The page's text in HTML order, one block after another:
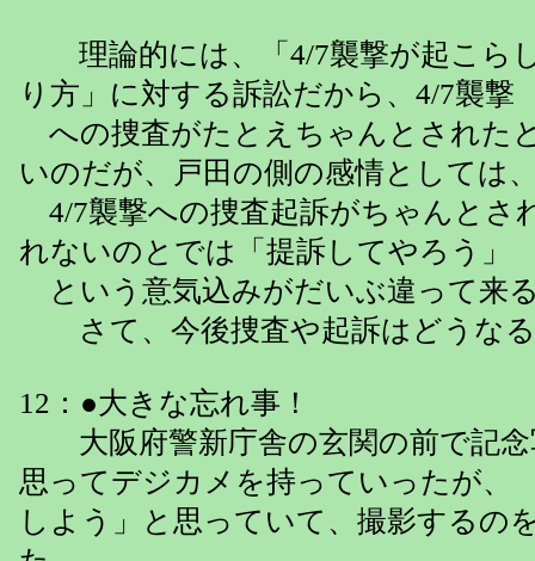
理論的には、「4/7襲撃が起こら
り方」に対する訴訟だから、4/7襲撃
への捜査がたとえちゃんとされた
いのだが、戸田の側の感情としては
4/7襲撃への捜査起訴がちゃんとさ
れないのとでは「提訴してやろう」
という意気込みがだいぶ違って来
さて、今後捜査や起訴はどうな
12：●大きな忘れ事！
大阪府警新庁舎の玄関の前で記念
思ってデジカメを持っていったが
しよう」と思っていて、撮影するの